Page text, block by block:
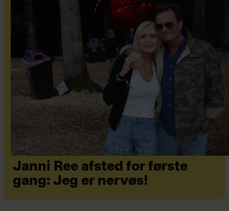
Janni Ree afsted for første
gang: Jeg er nervøs!